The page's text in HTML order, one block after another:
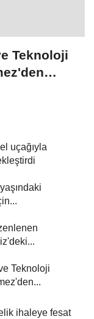
Teknoloji
uçağıyla
Teknoloji
ihaleye fesat